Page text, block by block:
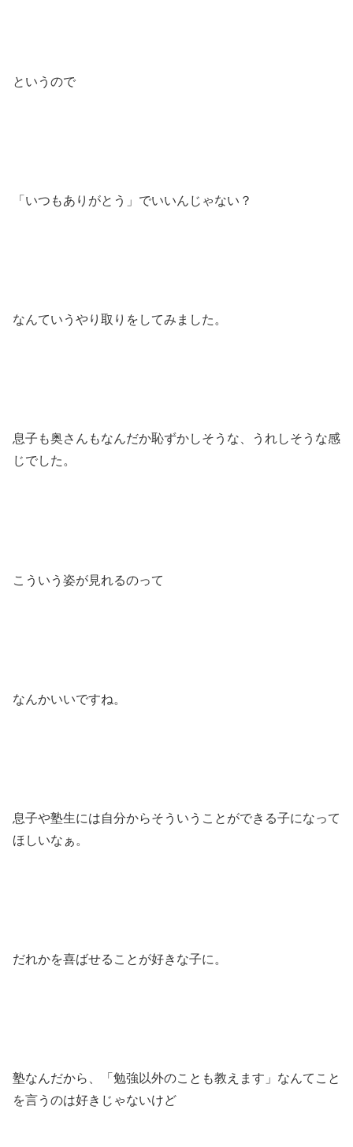
というので
「いつもありがとう」でいいんじゃない？
なんていうやり取りをしてみました。
息子も奥さんもなんだか恥ずかしそうな、うれしそうな感
じでした。
こういう姿が見れるのって
なんかいいですね。
息子や塾生には自分からそういうことができる子になって
ほしいなぁ。
だれかを喜ばせることが好きな子に。
塾なんだから、「勉強以外のことも教えます」なんてこと
を言うのは好きじゃないけど